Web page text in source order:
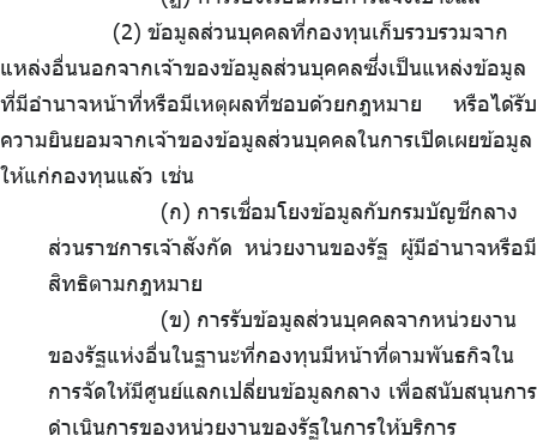
.ข้อมูลส่วนบุคคลที่กองทุนเก็บรวบรวมจาก
แหล่งอื่นนอกจากเจ้าของข้อมูลส่วนบุคคลซึ่งเป็นแหล่งข้อมูล
ที่มีอำนาจหน้าที่หรือมีเหตุผลที่ชอบด้วยกฎหมาย หรือได้รับ
ความยินยอมจากเจ้าของข้อมูลส่วนบุคคลในการเปิดเผยข้อมูล
ให้แก่กองทุนแล้ว เช่น
(ก) การเชื่อมโยงข้อมูลกับกรมบัญชีกลาง
ส่วนราชการเจ้าสังกัด หน่วยงานของรัฐ ผู้มีอำนาจหรือมี
สิทธิตามกฎหมาย
(ข) การรับข้อมูลส่วนบุคคลจากหน่วยงาน
ของรัฐแห่งอื่นในฐานะที่กองทุนมีหน้าที่ตามพันธกิจใน
การจัดให้มีศูนย์แลกเปลี่ยนข้อมูลกลาง เพื่อสนับสนุนการ
ดำเนินการของหน่วยงานของรัฐในการให้บริการ